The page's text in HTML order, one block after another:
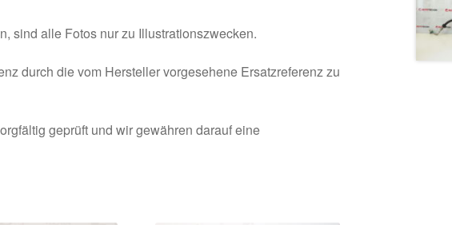
sind alle Fotos nur zu Illustrationszwecken.
durch die vom Hersteller vorgesehene Ersatzreferenz zu
geprüft und wir gewähren darauf eine